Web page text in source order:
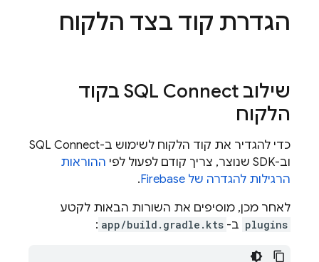
הגדרת קוד בצד הלקוח
שילוב SQL Connect בקוד
הלקוח
כדי להגדיר את קוד הלקוח לשימוש ב-SQL Connect
וב-SDK שנוצר, צריך קודם לפעול לפי
ההוראות
הרגילות להגדרה של Firebase
.
לאחר מכן, מוסיפים את השורות הבאות לקטע
plugins ב- app/build.gradle.kts
: